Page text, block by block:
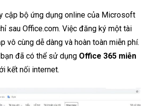
cập bộ ứng dụng online của Microsoft
sau Office.com. Việc đăng ký một tài
vô cùng dễ dàng và hoàn toàn miễn phí.
đã có thể sử dụng Office 365 miễn
kết nối internet.